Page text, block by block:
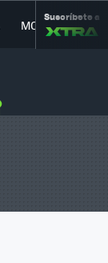
MOVILIDAD
Suscríbete a